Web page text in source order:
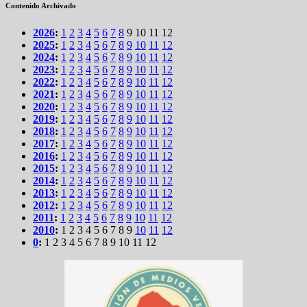
Contenido Archivado
2026: 1 2 3 4 5 6 7 8 9 10 11 12
2025: 1 2 3 4 5 6 7 8 9 10 11 12
2024: 1 2 3 4 5 6 7 8 9 10 11 12
2023: 1 2 3 4 5 6 7 8 9 10 11 12
2022: 1 2 3 4 5 6 7 8 9 10 11 12
2021: 1 2 3 4 5 6 7 8 9 10 11 12
2020: 1 2 3 4 5 6 7 8 9 10 11 12
2019: 1 2 3 4 5 6 7 8 9 10 11 12
2018: 1 2 3 4 5 6 7 8 9 10 11 12
2017: 1 2 3 4 5 6 7 8 9 10 11 12
2016: 1 2 3 4 5 6 7 8 9 10 11 12
2015: 1 2 3 4 5 6 7 8 9 10 11 12
2014: 1 2 3 4 5 6 7 8 9 10 11 12
2013: 1 2 3 4 5 6 7 8 9 10 11 12
2012: 1 2 3 4 5 6 7 8 9 10 11 12
2011: 1 2 3 4 5 6 7 8 9 10 11 12
2010: 1 2 3 4 5 6 7 8 9 10 11 12
0: 1 2 3 4 5 6 7 8 9 10 11 12